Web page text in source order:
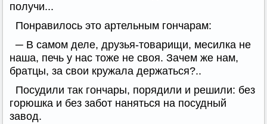
получи...
Понравилось это артельным гончарам:
─ В самом деле, друзья-товарищи, месилка не
наша, печь у нас тоже не своя. Зачем же нам,
братцы, за свои кружала держаться?..
Посудили так гончары, порядили и решили: без
горюшка и без забот наняться на посудный
завод.